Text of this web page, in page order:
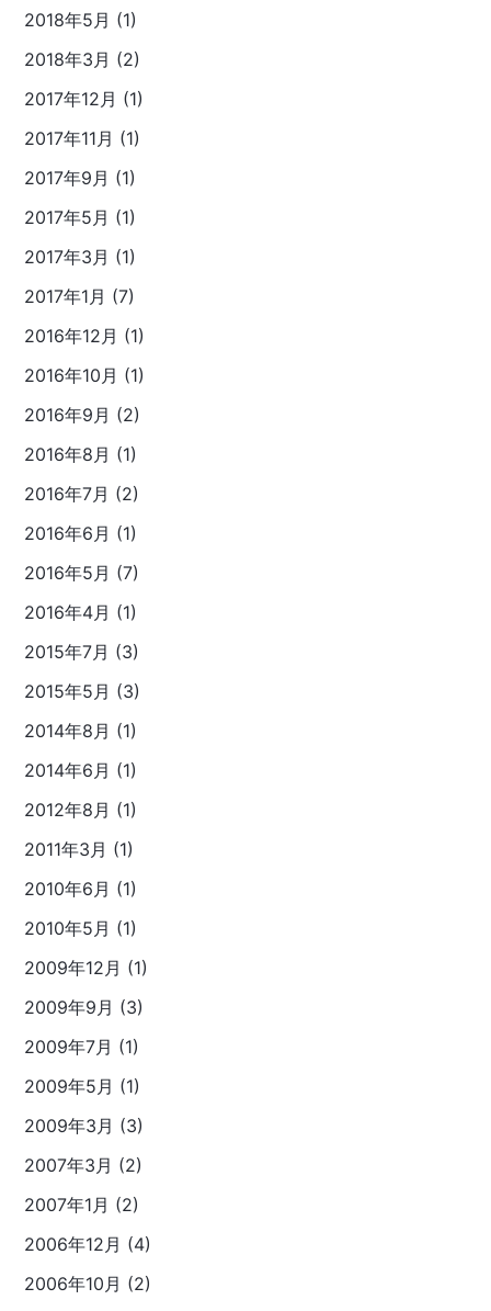
2018年5月 (1)
2018年3月 (2)
2017年12月 (1)
2017年11月 (1)
2017年9月 (1)
2017年5月 (1)
2017年3月 (1)
2017年1月 (7)
2016年12月 (1)
2016年10月 (1)
2016年9月 (2)
2016年8月 (1)
2016年7月 (2)
2016年6月 (1)
2016年5月 (7)
2016年4月 (1)
2015年7月 (3)
2015年5月 (3)
2014年8月 (1)
2014年6月 (1)
2012年8月 (1)
2011年3月 (1)
2010年6月 (1)
2010年5月 (1)
2009年12月 (1)
2009年9月 (3)
2009年7月 (1)
2009年5月 (1)
2009年3月 (3)
2007年3月 (2)
2007年1月 (2)
2006年12月 (4)
2006年10月 (2)